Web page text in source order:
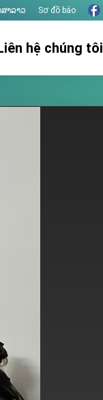
າລາວ Sơ đồ báo
tin lãnh sự
hệ chúng tôi